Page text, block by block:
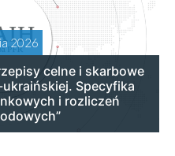
2026
celne i skarbowe
Specyfika
i rozliczeń